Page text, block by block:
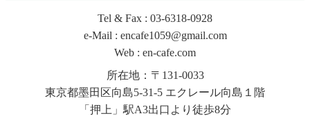
Tel & Fax : 03-6318-0928
e-Mail : encafe1059@gmail.com
Web : en-cafe.com
所在地：〒131-0033
東京都墨田区向島5-31-5 エクレール向島１階
「押上」駅A3出口より徒歩8分